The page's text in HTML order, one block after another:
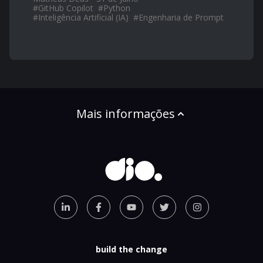
#GitHub Copilot #Python
#Inteligência Artificial (IA) #Engenharia de Prompt
Mais informações
build the change